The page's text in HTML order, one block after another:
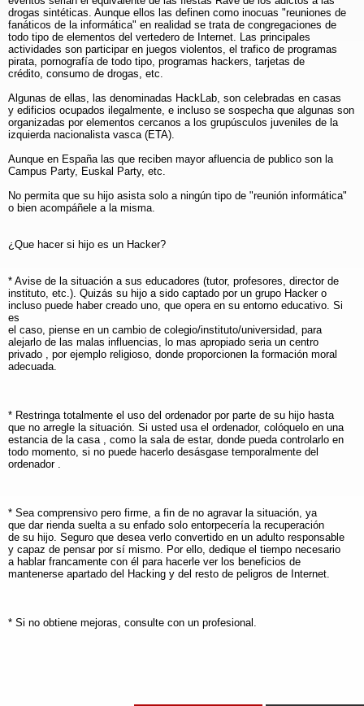
drogas sintéticas. Aunque ellos las definen como inocuas "reuniones de
fanáticos de la informática" en realidad se trata de congregaciones de
todo tipo de elementos del vertedero de Internet. Las principales
actividades son participar en juegos violentos, el trafico de programas
pirata, pornografía de todo tipo, programas hackers, tarjetas de
crédito, consumo de drogas, etc.
Algunas de ellas, las denominadas HackLab, son celebradas en casas
y edificios ocupados ilegalmente, e incluso se sospecha que algunas son
organizadas por elementos cercanos a los grupúsculos juveniles de la
izquierda nacionalista vasca (ETA).
Aunque en España las que reciben mayor afluencia de publico son la
Campus Party, Euskal Party, etc.
No permita que su hijo asista solo a ningún tipo de "reunión informática"
o bien acompáñele a la misma.
¿Que hacer si hijo es un Hacker?
* Avise de la situación a sus educadores (tutor, profesores, director de
instituto, etc.). Quizás su hijo a sido captado por un grupo Hacker o
incluso puede haber creado uno, que opera en su entorno educativo. Si
es
el caso, piense en un cambio de colegio/instituto/universidad, para
alejarlo de las malas influencias, lo mas apropiado seria un centro
privado , por ejemplo religioso, donde proporcionen la formación moral
adecuada.
* Restringa totalmente el uso del ordenador por parte de su hijo hasta
que no arregle la situación. Si usted usa el ordenador, colóquelo en una
estancia de la casa , como la sala de estar, donde pueda controlarlo en
todo momento, si no puede hacerlo desásgase temporalmente del
ordenador .
* Sea comprensivo pero firme, a fin de no agravar la situación, ya
que dar rienda suelta a su enfado solo entorpecería la recuperación
de su hijo. Seguro que desea verlo convertido en un adulto responsable
y capaz de pensar por sí mismo. Por ello, dedique el tiempo necesario
a hablar francamente con él para hacerle ver los beneficios de
mantenerse apartado del Hacking y del resto de peligros de Internet.
* Si no obtiene mejoras, consulte con un profesional.